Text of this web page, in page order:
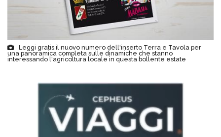
Leggi gratis il nuovo numero dell'inserto Terra e Tavola per
una panoramica completa sulle dinamiche che stanno
interessando l'agricoltura locale in questa bollente estate